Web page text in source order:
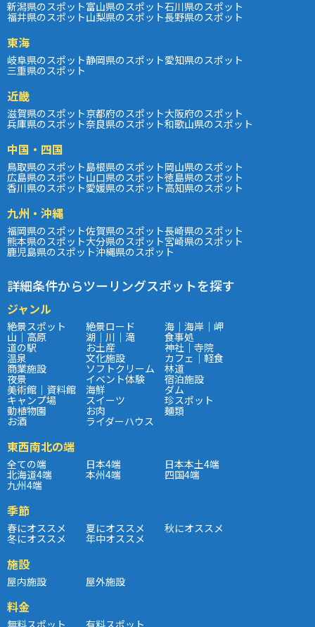
新潟県のスポット富山県のスポット石川県のスポット
福井県のスポット山梨県のスポット長野県のスポット
東海
岐阜県のスポット静岡県のスポット愛知県のスポット
三重県のスポット
近畿
滋賀県のスポット京都府のスポット大阪府のスポット
兵庫県のスポット奈良県のスポット和歌山県のスポット
中国・四国
鳥取県のスポット島根県のスポット岡山県のスポット
広島県のスポット山口県のスポット徳島県のスポット
香川県のスポット愛媛県のスポット高知県のスポット
九州・沖縄
福岡県のスポット佐賀県のスポット長崎県のスポット
熊本県のスポット大分県のスポット宮崎県のスポット
鹿児島県のスポット沖縄県のスポット
詳細条件からツーリングスポットを探す
ジャンル
絶景スポット 絶景ロード 海｜海岸｜岬
山｜高原 湖｜川｜滝 食事処
道の駅 お土産 神社｜寺院
温泉 文化施設 カフェ｜軽食
商業施設 ソフトクリーム 林道
夜景 イベント体験 宿泊施設
美術館｜資料館 海鮮 ダム
キャンプ場 スイーツ 珍スポット
動植物園 お肉 麺類
お酒 ライダーハウス
東西南北の端
全ての端 日本4端 日本本土4端
北海道4端 本州4端 四国4端
九州4端
季節
春にオススメ 夏にオススメ 秋にオススメ
冬にオススメ 年中オススメ
施設
屋内施設 屋外施設
料金
無料スポット 有料スポット